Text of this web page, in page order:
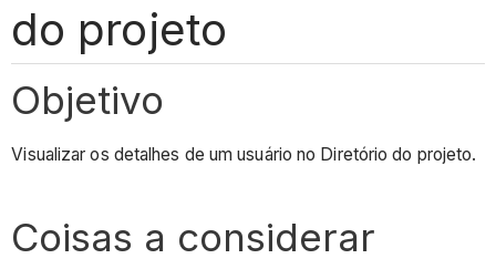
do projeto
Objetivo
Visualizar os detalhes de um usuário no Diretório do projeto.
Coisas a considerar